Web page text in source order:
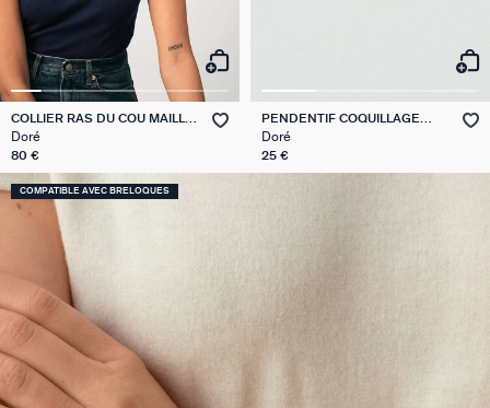
COLLIER RAS DU COU MAILLE
PALMIER
Doré
80 €
PENDENTIF COQUILLAGE
TALISMANS
Doré
25 €
COMPATIBLE AVEC BRELOQUES